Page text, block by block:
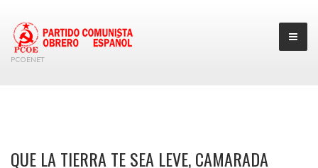
PCOENET
QUE LA TIERRA TE SEA LEVE, CAMARADA